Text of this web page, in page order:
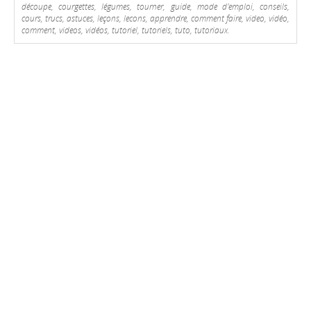
découpe, courgettes, légumes, tourner, guide, mode d'emploi, conseils,
cours, trucs, astuces, leçons, lecons, apprendre, comment faire, video, vidéo,
comment, videos, vidéos, tutoriel, tutoriels, tuto, tutoriaux.